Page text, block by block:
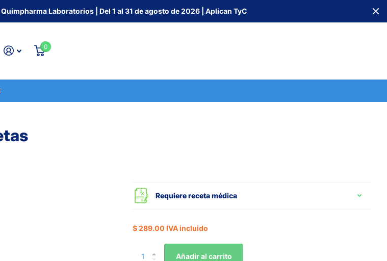
Laboratorios | Del 1 al 31 de agosto de 2026 | Aplican TyC
0
Requiere receta médica
$ 289.00 IVA incluido
Añadir al carrito